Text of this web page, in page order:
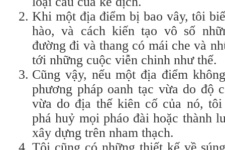
Khi một địa điểm bị bao vây, tôi
hào, và cách kiến tạo vô số
đường đi và thang có mái che và
tới những cuộc viễn chinh như thế.
Cũng vậy, nếu một địa điểm
phương pháp oanh tạc vừa do độ
vừa do địa thế kiên cố của nó,
phá huỷ mọi pháo đài hoặc thành
xây dựng trên nham thạch.